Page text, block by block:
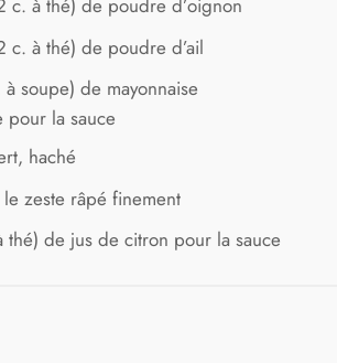
c. à thé) de poudre d’ail
soupe) de mayonnaise
pour la sauce
haché
zeste râpé finement
thé) de jus de citron pour la sauce